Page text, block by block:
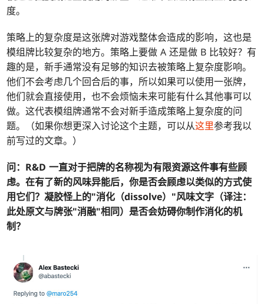
度。
策略上的复杂度是这张牌对游戏整体会造成的影响，这也是
模组牌比较复杂的地方。策略上要做 A 还是做 B 比较好？有
趣的是，新手通常没有足够的知识去被策略上复杂度影响。
他们不会考虑几个回合后的事，所以如果可以使用一张牌，
他们就会直接使用，也不会烦恼未来可能有什么其他事可以
做。这代表模组牌通常不会对新手造成策略上复杂度的问
题。（如果你想更深入讨论这个主题，可以从这里参考我以
前写过的文章。）
问： R&D 一直对于把牌的名称视为有限资源这件事有些顾
虑。在有了新的风味异能后，你是否会顾虑以类似的方式使
用它们？凝胶怪上的"消化（dissolve）"风味文字（译注：
此处原文与牌张"消融"相同）是否会妨碍你制作消化的机
制？